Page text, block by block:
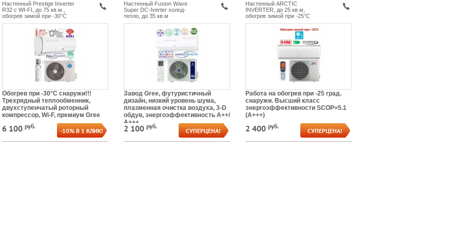
Настенный Prestige Inverter
R32 c WI-FI, до 75 кв.м.,
обогрев зимой при -30°С
Обогрев при -30°C снаружи!!!
Трехрядный теплообменник,
двухступенчатый роторный
компрессор, Wi-F, премиум Gree
6 100 руб.
-10% В 1 КЛИК!
Настенный Fusion Wave
Super DC-Iverter холод-
тепло, до 35 кв.м
Завод Gree, футуристичный
дизайн, низкий уровень шума,
плазменная очистка воздуха, 3-D
обдув, энергоэффективность А++/
А+++
2 100 руб.
СУПЕРЦЕНА!
Настенный ARCTIC
INVERTER, до 25 кв.м,
обогрев зимой при -25°С
Работа на обогрев при -25 град.
снаружи. Высший класс
энергоэффективности SCOP=5.1
(А+++)
2 400 руб.
CУПЕРЦЕНА!